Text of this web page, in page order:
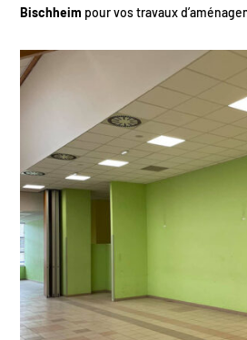
Bischheim pour vos travaux